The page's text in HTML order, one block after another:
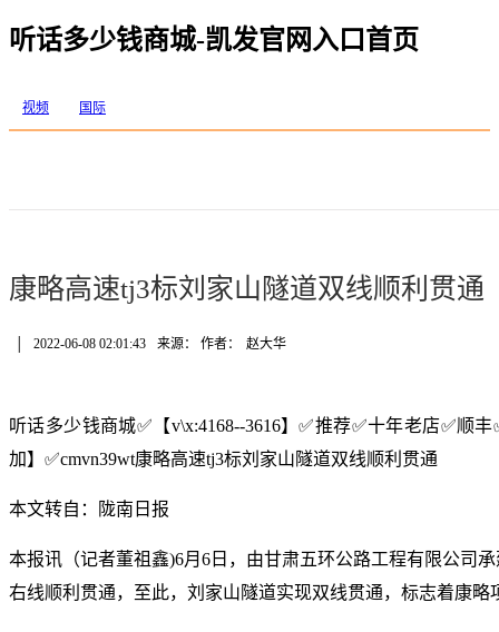
听话多少钱商城-凯发官网入口首页
视频 国际
康略高速tj3标刘家山隧道双线顺利贯通
2022-06-08 02:01:43 来源： 作者： 赵大华
听话多少钱商城✅【v\x:4168--3616】✅推荐✅十年老店✅顺
加】✅cmvn39wt康略高速tj3标刘家山隧道双线顺利贯通
本文转自：陇南日报
本报讯（记者董祖鑫)6月6日，由甘肃五环公路工程有限公司
右线顺利贯通，至此，刘家山隧道实现双线贯通，标志着康略